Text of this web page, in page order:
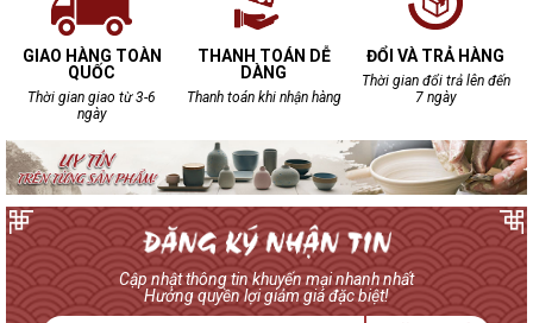
GIAO HÀNG TOÀN
QUỐC
Thời gian giao từ 3-6
ngày
THANH TOÁN DỄ
DÀNG
Thanh toán khi nhận hàng
ĐỔI VÀ TRẢ HÀNG
Thời gian đổi trả lên đến
7 ngày
Cập nhật thông tin khuyến mại nhanh nhất
Hưởng quyền lợi giảm giá đặc biệt!